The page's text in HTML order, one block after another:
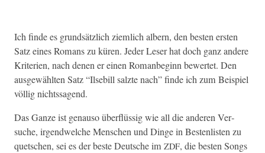
Ich finde es grund­sät­zlich ziem­lich albern, den besten ersten
Satz eines Romans zu küren. Jed­er Leser hat doch ganz andere
Kri­te­rien, nach denen er einen Roman­be­ginn bew­ertet. Den
aus­gewählten Satz “Ilse­bill salzte nach” finde ich zum Beispiel
völ­lig nichtssagend.
Das Ganze ist genau­so über­flüs­sig wie all die anderen Ver­
suche, irgendwelche Men­schen und Dinge in Besten­lis­ten zu
quetschen, sei es der beste Deutsche im ZDF, die besten Songs